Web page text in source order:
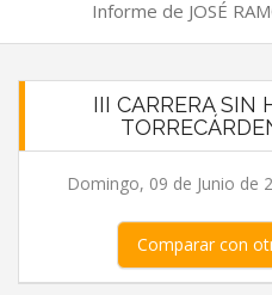
Informe de JOSÉ
III CARRERA SIN
Domingo, 09 de Junio de
Comparar con